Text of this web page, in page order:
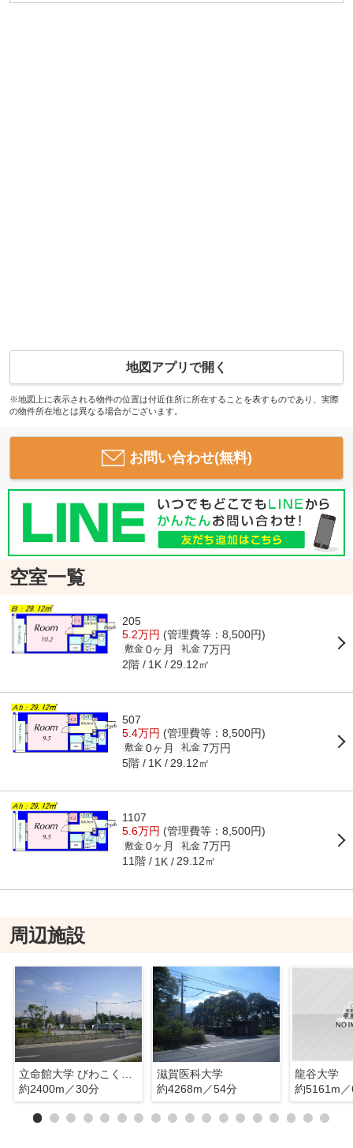
地図アプリで開く
※地図上に表示される物件の位置は付近住所に所在することを表すものであり、実際
の物件所在地とは異なる場合がございます。
お問い合わせ(無料)
空室一覧
205
5.2万円 (管理費等：8,500円)
敷金 0ヶ月 礼金 7万円
2階 1K 29.12㎡
507
5.4万円 (管理費等：8,500円)
敷金 0ヶ月 礼金 7万円
5階 1K 29.12㎡
1107
5.6万円 (管理費等：8,500円)
敷金 0ヶ月 礼金 7万円
11階 1K 29.12㎡
周辺施設
約2400m／30分
滋賀医科大学
約4268m／54分
龍谷大学
約5161m